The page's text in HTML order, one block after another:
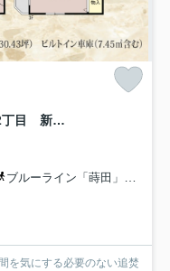
★仲介手数料無料★横浜市南区睦町2丁目 新築戸建全4棟
ブルーライン「蒔田」駅 徒歩14分
を気にする必要のない追焚